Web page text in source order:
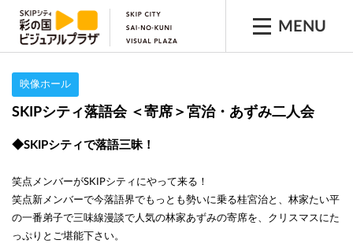
MENU
映像ホール
SKIPシティ落語会 ＜寄席＞宮治・あずみ二人会
◆SKIPシティで落語三昧！
笑点メンバーがSKIPシティにやって来る！
笑点新メンバーで今落語界でもっとも勢いに乗る桂宮治と、林家たい平
の一番弟子で三味線漫談で人気の林家あずみの寄席を、クリスマスにた
っぷりとご堪能下さい。